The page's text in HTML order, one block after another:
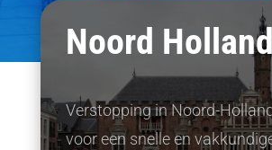
Noord Holland
Verstopping in Noord-
voor een snelle en